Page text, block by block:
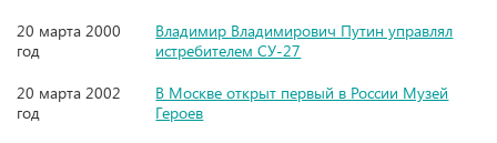
20 марта 2000
год
Владимир Владимирович Путин управлял
истребителем СУ-27
20 марта 2002
год
В Москве открыт первый в России Музей
Героев